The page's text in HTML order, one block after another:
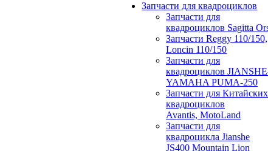
Запчасти для квадроциклов
Запчасти для
квадроциклов Sagitta
Запчасти Reggy 110/150,
Loncin 110/150
Запчасти для
квадроциклов
YAMAHA PUMA-250
Запчасти для Китайских
квадроциклов
Avantis, MotoLand
Запчасти для
квадроцикла Jianshe
JS400 Mountain Lion